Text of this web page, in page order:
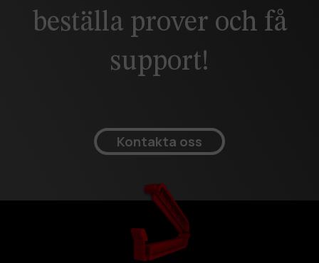
beställa prover och få
support!
Kontakta oss